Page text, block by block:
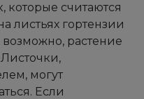
которые считаются
листьях гортензии
возможно, растение
могут
Если